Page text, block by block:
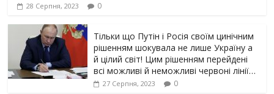
28 Серпня, 2023 0
Тільки що Путін і Росія своїм цинічним
рішенням шoкyвaлa не лише Україну а
й цілий світ! Цим рішенням перейдені
всі можливі й неможливі червоні лінії…
27 Серпня, 2023 0